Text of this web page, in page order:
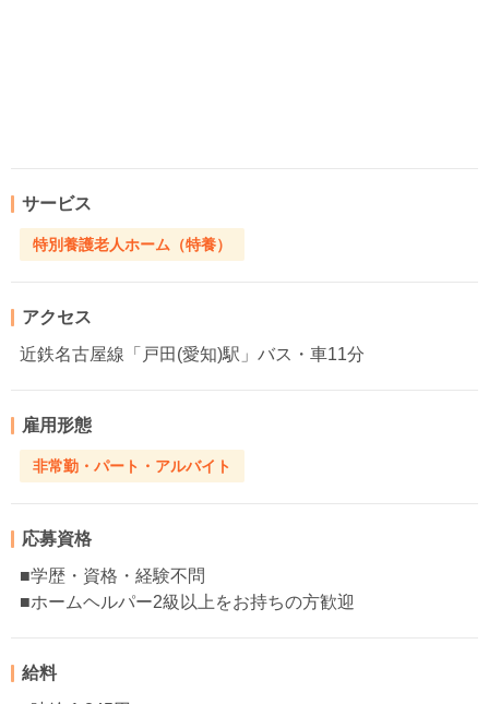
サービス
特別養護老人ホーム（特養）
アクセス
近鉄名古屋線「戸田(愛知)駅」バス・車11分
雇用形態
非常勤・パート・アルバイト
応募資格
■学歴・資格・経験不問
■ホームヘルパー2級以上をお持ちの方歓迎
給料